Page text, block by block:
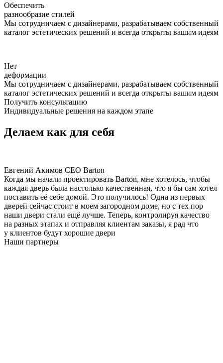
Обеспечить
разнообразие стилей
Мы сотрудничаем с дизайнерами, разрабатываем собственный
каталог эстетических решений и всегда открыты вашим идеям
Нет
деформации
Мы сотрудничаем с дизайнерами, разрабатываем собственный
каталог эстетических решений и всегда открыты вашим идеям
Получить консультацию
Индивидуальные решения на каждом этапе
Делаем как для себя
Евгений Акимов CEO Barton
Когда мы начали проектировать Barton, мне хотелось, чтобы
каждая дверь была настолько качественная, что я бы сам хотел
поставить её себе домой. Это получилось! Одна из первых
дверей сейчас стоит в моем загородном доме, но с тех пор
наши двери стали ещё лучше. Теперь, контролируя качество
на разных этапах и отправляя клиентам заказы, я рад что
у клиентов будут хорошие двери
Наши партнеры